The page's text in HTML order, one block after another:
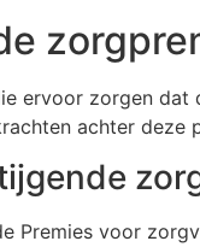
ervoor zorgen
achter
Premies voor